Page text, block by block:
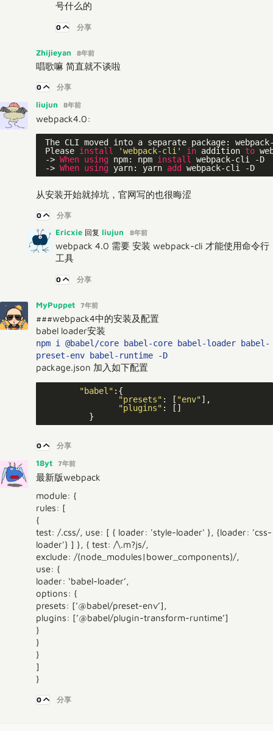
号什么的
0 分享
Zhijieyan 8年前
唱歌嘛 简直就不谈啦
0 分享
liujun 8年前
webpack4.0:
The CLI moved into a separate package:
Please install 'webpack-cli' in addition to
-> When using npm: npm install
webpack-cli -D
-> When using yarn: yarn add webpack-cli -D
从安装开始就掉坑，官网写的也很晦涩
0 分享
Ericxie 回复 liujun 8年前
webpack 4.0 需要 安装 webpack-cli 才能使用命令行
工具
0 分享
MyPuppet 7年前
###webpack4中的安装及配置
babel loader安装
npm i @babel/core babel-core babel-loader babel-
preset-env babel-runtime -D
package.json 加入如下配置
"babel" :{
"presets" : [ "env"],
"plugins" : []
0 分享
18yt 7年前
最新版webpack
module: {
rules: [
{
test: /.css/, use: [ { loader: 'style-loader' }, {loader: 'css-
loader'} ] }, { test: /\.m?js/,
exclude: /(node_modules|bower_components)/,
use: {
loader: ‘babel-loader’,
options: {
presets: [’@babel/preset-env’],
plugins: [’@babel/plugin-transform-runtime’]
}
}
}
]
}
0 分享